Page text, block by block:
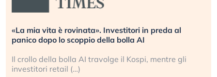
«La mia vita è rovinata». Investitori in preda al
panico dopo lo scoppio della bolla AI
Il crollo della bolla AI travolge il Kospi, mentre gli
investitori retail (…)